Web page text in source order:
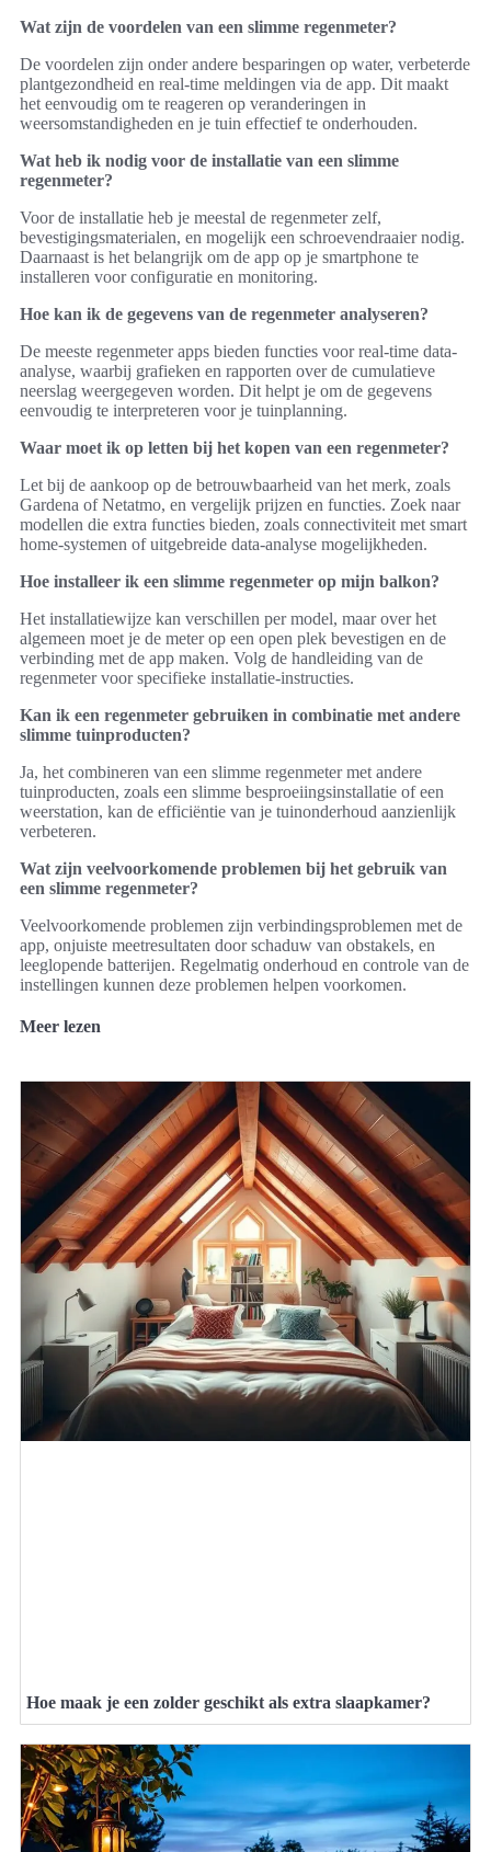
Wat zijn de voordelen van een slimme regenmeter?
De voordelen zijn onder andere besparingen op water, verbeterde
plantgezondheid en real-time meldingen via de app. Dit maakt
het eenvoudig om te reageren op veranderingen in
weersomstandigheden en je tuin effectief te onderhouden.
Wat heb ik nodig voor de installatie van een slimme
regenmeter?
Voor de installatie heb je meestal de regenmeter zelf,
bevestigingsmaterialen, en mogelijk een schroevendraaier nodig.
Daarnaast is het belangrijk om de app op je smartphone te
installeren voor configuratie en monitoring.
Hoe kan ik de gegevens van de regenmeter analyseren?
De meeste regenmeter apps bieden functies voor real-time data-
analyse, waarbij grafieken en rapporten over de cumulatieve
neerslag weergegeven worden. Dit helpt je om de gegevens
eenvoudig te interpreteren voor je tuinplanning.
Waar moet ik op letten bij het kopen van een regenmeter?
Let bij de aankoop op de betrouwbaarheid van het merk, zoals
Gardena of Netatmo, en vergelijk prijzen en functies. Zoek naar
modellen die extra functies bieden, zoals connectiviteit met smart
home-systemen of uitgebreide data-analyse mogelijkheden.
Hoe installeer ik een slimme regenmeter op mijn balkon?
Het installatiewijze kan verschillen per model, maar over het
algemeen moet je de meter op een open plek bevestigen en de
verbinding met de app maken. Volg de handleiding van de
regenmeter voor specifieke installatie-instructies.
Kan ik een regenmeter gebruiken in combinatie met andere
slimme tuinproducten?
Ja, het combineren van een slimme regenmeter met andere
tuinproducten, zoals een slimme besproeiingsinstallatie of een
weerstation, kan de efficiëntie van je tuinonderhoud aanzienlijk
verbeteren.
Wat zijn veelvoorkomende problemen bij het gebruik van
een slimme regenmeter?
Veelvoorkomende problemen zijn verbindingsproblemen met de
app, onjuiste meetresultaten door schaduw van obstakels, en
leeglopende batterijen. Regelmatig onderhoud en controle van de
instellingen kunnen deze problemen helpen voorkomen.
Meer lezen
Hoe maak je een zolder geschikt als extra slaapkamer?